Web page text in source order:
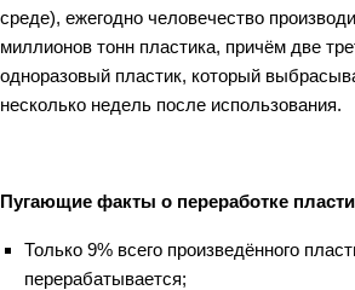
среде), ежегодно человечество
миллионов тонн пластика, причём две
одноразовый пластик, который
несколько недель после использования.
Пугающие факты о переработке
Только 9% всего произведённого
перерабатывается;